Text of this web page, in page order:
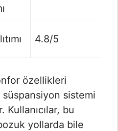
4.8/5
özellikleri
süspansiyon sistemi
bu
yollarda bile